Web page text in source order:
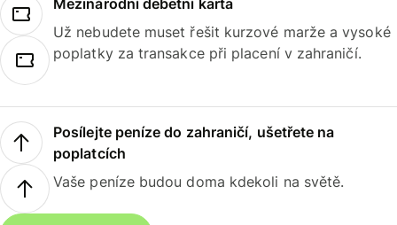
Už nebudete muset řešit kurzové marže a vysoké
poplatky za transakce při placení v zahraničí.
Posílejte peníze do zahraničí, ušetřete na
poplatcích
Vaše peníze budou doma kdekoli na světě.